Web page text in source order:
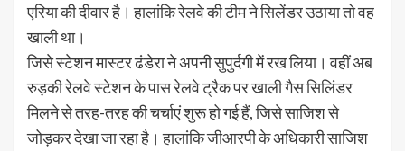
एरिया की दीवार है। हालांकि रेलवे की टीम ने सिलेंडर उठाया तो वह
खाली था।
जिसे स्टेशन मास्टर ढंडेरा ने अपनी सुपुर्दगी में रख लिया। वहीं अब
रुड़की रेलवे स्टेशन के पास रेलवे ट्रैक पर खाली गैस सिलिंडर
मिलने से तरह-तरह की चर्चाएं शुरू हो गई हैं, जिसे साजिश से
जोड़कर देखा जा रहा है। हालांकि जीआरपी के अधिकारी साजिश